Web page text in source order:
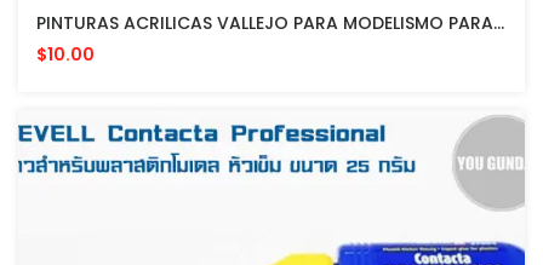
PINTURAS ACRILICAS VALLEJO PARA MODELISMO PARA APLICAR CON PINCEL O AEROGRAFO
$10.00